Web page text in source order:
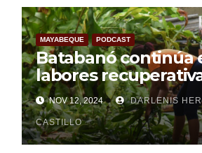
MAYABEQUE PODCAST
Batabanó continúa
labores
paso del huracán
Audio)
NOV 12, 2024 DARLENIS
CASTILLO